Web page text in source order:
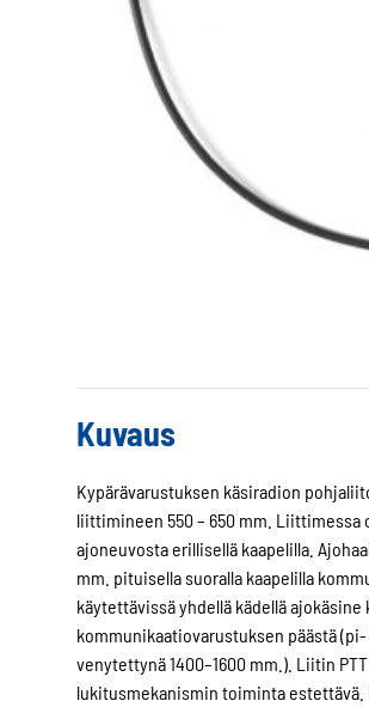
Kuvaus
Kypärävarustuksen käsiradion
liittimineen 550 – 650 mm.
ajoneuvosta erillisellä kaapelilla.
mm. pituisella suoralla kaapelilla
käytettävissä yhdellä kädellä
kommunikaatiovarustuksen päästä
venytettynä 1400–1600 mm.). Liitin
lukitusmekanismin toiminta estettävä.